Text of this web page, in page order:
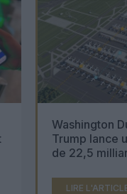
Washington
Trump lance
de 22,5
LIRE